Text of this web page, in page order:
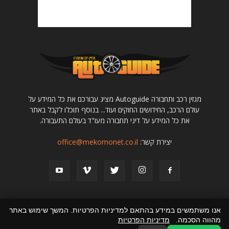
מגזין רכב ותחבורה Autoguide מציג עבורכם את כל המידע על
עולם הרכב, החידושים החוקים ועוד... בנוסף תוכלו לקבל באתר
את כל המידע על דיני תחבורה מעו"ד בעולם התעבורה.
יצירת קשר: office@mekomonet.co.il
מחפשים כותבים תמיכה פרסמו אצלנו
אנו משתמשים במידע בהתאם למדיניות הפרטיות. המשך שימוש באתר
מהווה הסכמה. מדיניות הפרטיות